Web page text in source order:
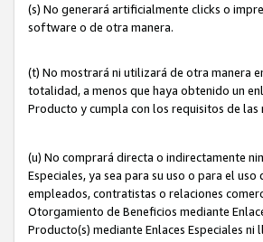
(s) No generará artificialmente clicks o
software o de otra manera.
(t) No mostrará ni utilizará de otra manera
totalidad, a menos que haya obtenido un
Producto y cumpla con los requisitos de las
(u) No comprará directa o indirectamente
Especiales, ya sea para su uso o para el
empleados, contratistas o relaciones
Otorgamiento de Beneficios mediante
Producto(s) mediante Enlaces Especiales